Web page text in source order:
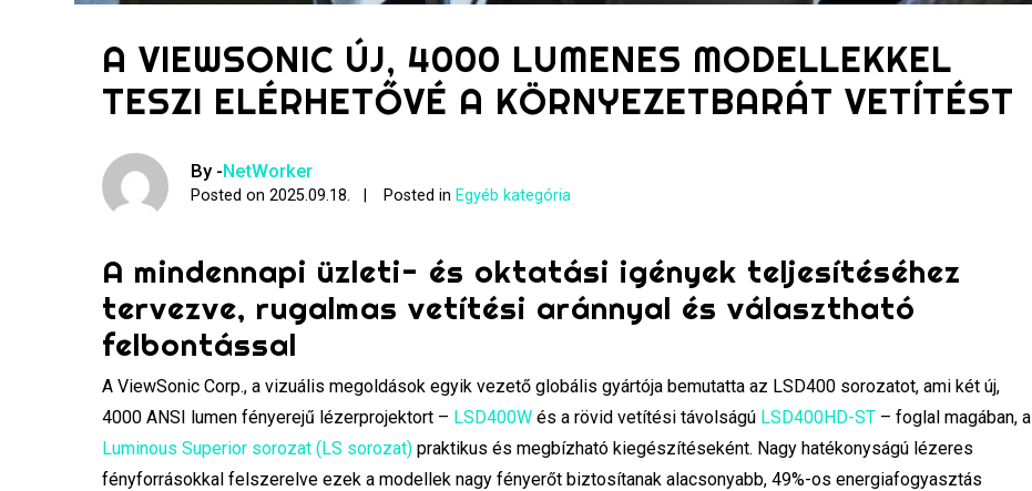
A VIEWSONIC ÚJ, 4000 LUMENES MODELLEKKEL
TESZI ELÉRHETŐVÉ A KÖRNYEZETBARÁT VETÍTÉST
By -NetWorker
Posted on2025.09.18. Posted in Egyéb kategória
A mindennapi üzleti- és oktatási igények teljesítéséhez
tervezve, rugalmas vetítési aránnyal és választható
felbontással
A ViewSonic Corp., a vizuális megoldások egyik vezető globális gyártója bemutatta az LSD400 sorozatot, ami két új,
4000 ANSI lumen fényerejű lézerprojektort – LSD400W és a rövid vetítési távolságú LSD400HD-ST – foglal magában, a
Luminous Superior sorozat (LS sorozat) praktikus és megbízható kiegészítéseként. Nagy hatékonyságú lézeres
fényforrásokkal felszerelve ezek a modellek nagy fényerőt biztosítanak alacsonyabb, 49%-os energiafogyasztás